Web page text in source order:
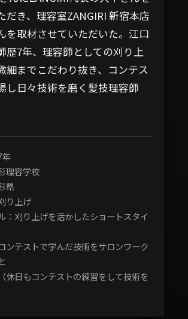
だき、理容室ZANGIRI 新宿本店
を取材させていただいた。江口
歴7年、理容師としての刈り上
細までこだわり抜き、コンテス
し日々技術を磨く髪技理容師
年
理容学校
県
り上げ
：刈り上げを活かしたショートスタイ
ンテストで学んだ技術をサロンワーク
休日もコンテストの練習をして技術を